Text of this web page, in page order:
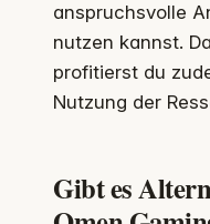
anspruchsvolle
nutzen kannst.
profitierst du
Nutzung der
Gibt es